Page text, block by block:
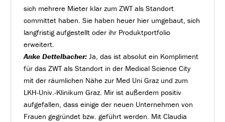
sich mehrere Mieter klar zum ZWT als Standort
committet haben. Sie haben heuer hier umgebaut, sich
langfristig aufgestellt oder ihr Produktportfolio
erweitert.
Anke Dettelbacher: Ja, das ist absolut ein Kompliment
für das ZWT als Standort in der Medical Science City
mit der räumlichen Nähe zur Med Uni Graz und zum
LKH-Univ.-Klinikum Graz. Mir ist außerdem positiv
aufgefallen, dass einige der neuen Unternehmen von
Frauen gegründet bzw. geführt werden. Mit Claudia